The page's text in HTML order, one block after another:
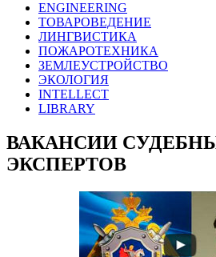
ENGINEERING
ТОВАРОВЕДЕНИЕ
ЛИНГВИСТИКА
ПОЖАРОТЕХНИКА
ЗЕМЛЕУСТРОЙСТВО
ЭКОЛОГИЯ
INTELLECT
LIBRARY
ВАКАНСИИ
ЭКСПЕРТОВ